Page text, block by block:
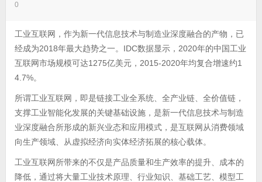
0
工业互联网，作为新一代信息技术与制造业深度融合的产物，已
经成为2018年最大趋势之一。IDC数据显示，2020年的中国工业
互联网市场规模可达1275亿美元，2015-2020年均复合增速约1
4.7%。
所谓工业互联网，即是链接工业全系统、全产业链、全价值链，
支撑工业智能化发展的关键基础设施，是新一代信息技术与制造
业深度融合所形成的新兴业态和应用模式，是互联网从消费领域
向生产领域、从虚拟经济向实体经济拓展的核心载体。
工业互联网所带来的不仅是产品质量和生产效率的提升、成本的
降低，通过将大量工业技术原理、行业知识、基础工艺、模型工